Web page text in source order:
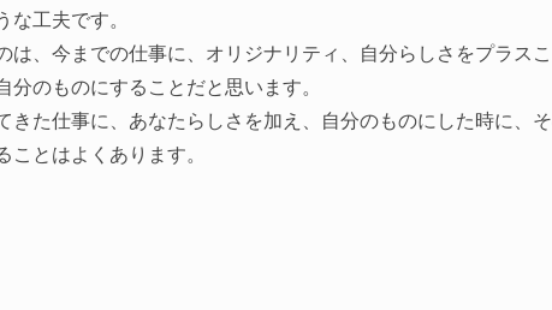
工夫です。
は、今までの仕事に、オリジナリティ、自分らしさをプラス
分のものにすることだと思います。
きた仕事に、あなたらしさを加え、自分のものにした時に、
とはよくあります。